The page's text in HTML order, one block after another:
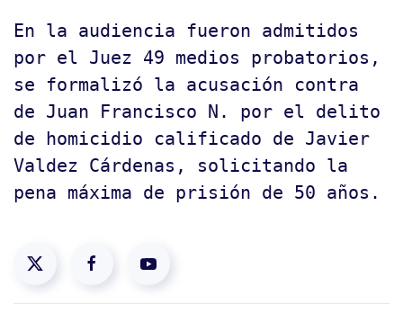
En la audiencia fueron admitidos
por el Juez 49 medios probatorios,
se formalizó la acusación contra
de Juan Francisco N. por el delito
de homicidio calificado de Javier
Valdez Cárdenas, solicitando la
pena máxima de prisión de 50 años.